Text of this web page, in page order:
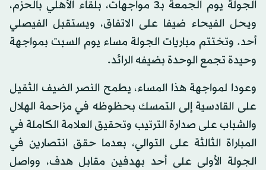
الجولة يوم الجمعة بـ3 مواجهات، بلقاء الأهلي بالحزم،
ويحل الفيحاء ضيفا على الاتفاق، ويستقبل الفيصلي
أحد. وتختتم مباريات الجولة مساء يوم السبت بمواجهة
وحيدة تجمع الوحدة بضيفه الرائد.
وعودا لمواجهة هذا المساء، يطمح النصر الضيف الثقيل
على القادسية إلى التمسك بحظوظه في مزاحمة الهلال
والشباب على صدارة الترتيب وتحقيق العلامة الكاملة في
المباراة الثالثة على التوالي، بعدما حقق انتصارين في
الجولة الأولى على أحد بهدفين مقابل هدف، وواصل